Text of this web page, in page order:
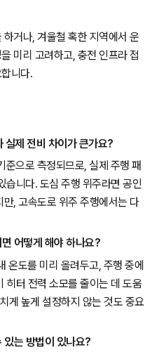
거나, 겨울철 혹한 지역에서 운
미리 고려하고, 충전 인프라 접
니다.
제 전비 차이가 큰가요?
준으로 측정되므로, 실제 주행 패
습니다. 도심 주행 위주라면 공인
, 고속도로 위주 주행에서는 다
어떻게 해야 하나요?
온도를 미리 올려두고, 주행 중에
히터 전력 소모를 줄이는 데 도움
게 높게 설정하지 않는 것도 중요
있는 방법이 있나요?